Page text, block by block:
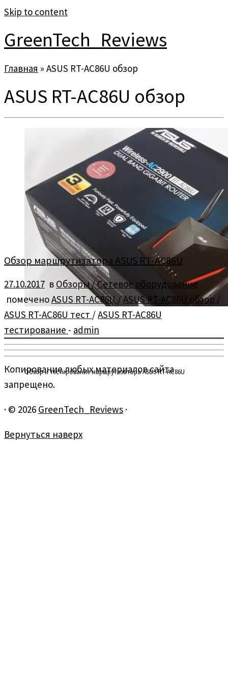
Skip to content
GreenTech_Reviews
Главная » ASUS RT-AC86U обзор
ASUS RT-AC86U обзор
Обзор и тестирование маршрутизатора ASUS RT-AC86U
Обзор маршрутизатора ASUS RT-AC86U
27.10.2017 в Обзоры/Сетевое оборудование
помеченоASUS RT-AC86U /ASUS RT-AC86U обзор /
ASUS RT-AC86U тест /ASUS RT-AC86U
тестирование - admin
Копирование любых материалов сайта
запрещено.
· © 2026 GreenTech_Reviews ·
Вернуться наверх